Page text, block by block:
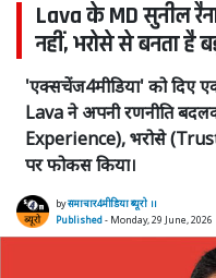
Lava के MD सुनील
नहीं, भरोसे से बनता है
'एक्सचेंज4मीडिया' को दिए
Lava ने अपनी रणनीति
Experience), भरोसे
पर फोकस किया।
byसमाचार4मीडिया ब्यूरो ।।
Published- Monday, 29 June, 2026